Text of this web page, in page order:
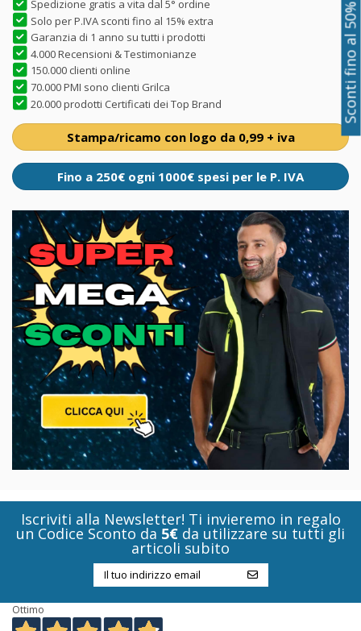
Spedizione gratis a vita dal 5° ordine
Solo per P.IVA sconti fino al 15% extra
Garanzia di 1 anno su tutti i prodotti
4.000 Recensioni & Testimonianze
150.000 clienti online
70.000 PMI sono clienti Grilca
20.000 prodotti Certificati dei Top Brand
Stampa/ricamo con logo da 0,99 + iva
Fino a 250€ ogni 1000€ spesi per le P. IVA
Iscriviti alla Newsletter! Ti invieremo in regalo
un Codice Sconto da 5€ da utilizzare su tutti gli
articoli subito
Ottimo
Sconti fino al 50%